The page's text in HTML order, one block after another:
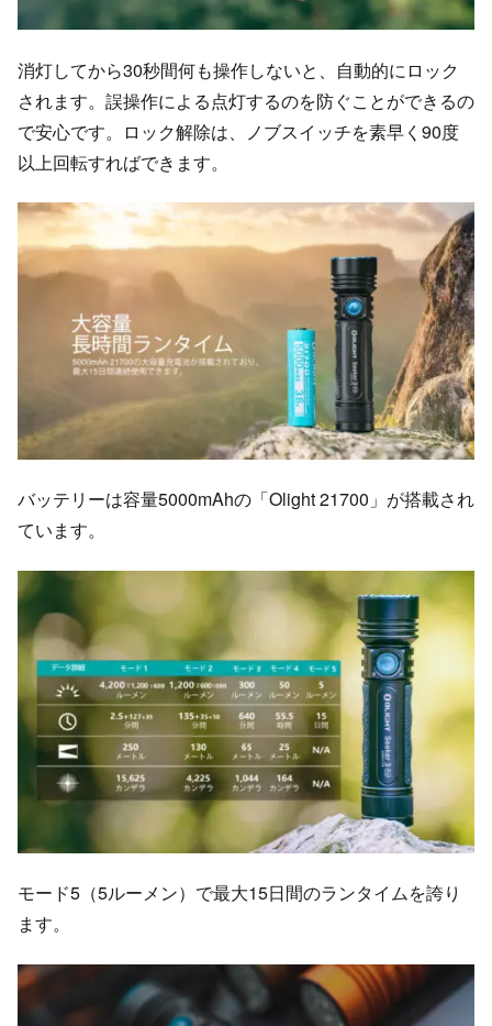
消灯してから30秒間何も操作しないと、自動的にロック
されます。誤操作による点灯するのを防ぐことができるの
で安心です。ロック解除は、ノブスイッチを素早く90度
以上回転すればできます。
バッテリーは容量5000mAhの「Olight 21700」が搭載され
ています。
モード5（5ルーメン）で最大15日間のランタイムを誇り
ます。